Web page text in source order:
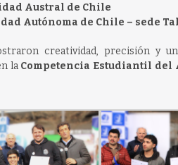
Austral de Chile
Autónoma de Chile – sede
creatividad, precisión y
la Competencia Estudiantil del